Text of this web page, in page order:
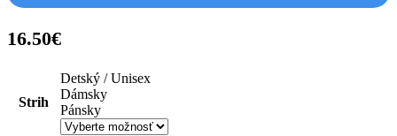
16.50€
Strih
Detský / Unisex
Dámsky
Pánsky